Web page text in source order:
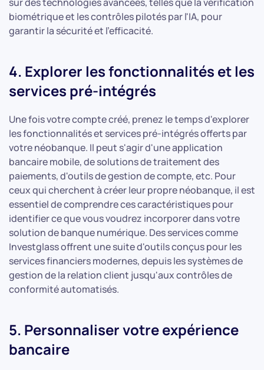
biométrique et les contrôles pilotés par l'IA, pour
garantir la sécurité et l'efficacité.
4. Explorer les fonctionnalités et les
services pré-intégrés
Une fois votre compte créé, prenez le temps d'explorer
les fonctionnalités et services pré-intégrés offerts par
votre néobanque. Il peut s'agir d'une application
bancaire mobile, de solutions de traitement des
paiements, d'outils de gestion de compte, etc. Pour
ceux qui cherchent à créer leur propre néobanque, il est
essentiel de comprendre ces caractéristiques pour
identifier ce que vous voudrez incorporer dans votre
solution de banque numérique. Des services comme
Investglass offrent une suite d'outils conçus pour les
services financiers modernes, depuis les systèmes de
gestion de la relation client jusqu'aux contrôles de
conformité automatisés.
5. Personnaliser votre expérience
bancaire